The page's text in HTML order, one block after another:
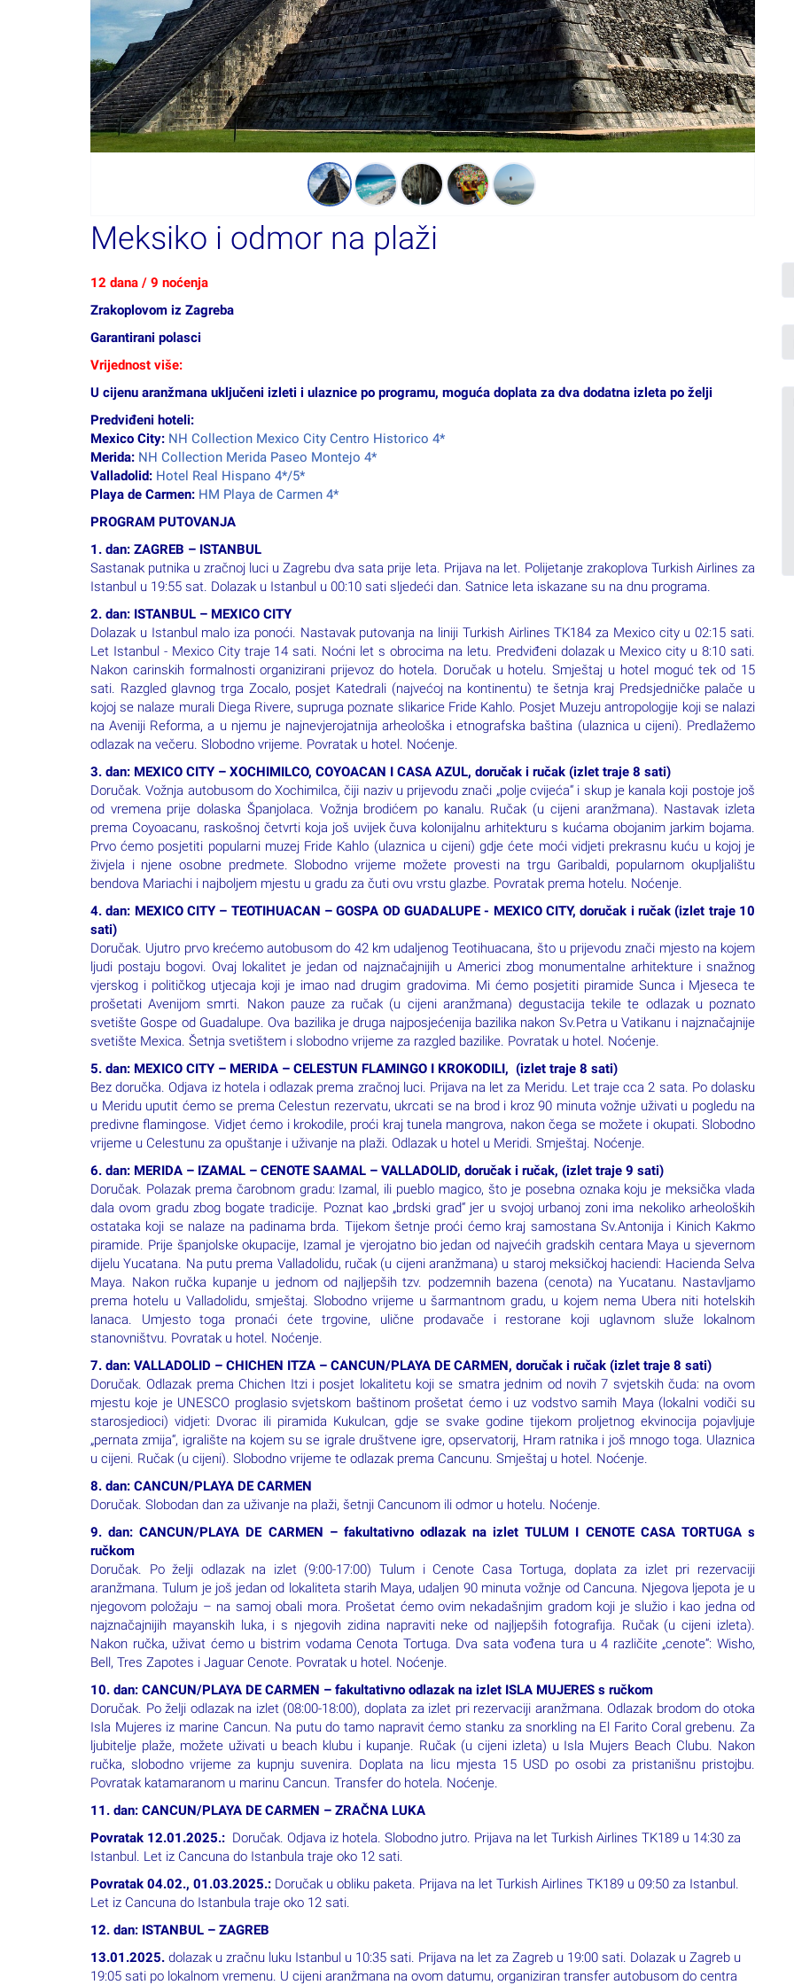
Meksiko i odmor na plaži
12 dana / 9 noćenja
Zrakoplovom iz Zagreba
Garantirani polasci
Vrijednost više:
U cijenu aranžmana uključeni izleti i ulaznice po programu, moguća doplata za dva dodatna izleta po želji
Predviđeni hoteli:
Merida: NH Collection Merida Paseo Montejo 4*
Valladolid: Hotel Real Hispano 4*/5*
Playa de Carmen:HM Playa de Carmen 4*
PROGRAM PUTOVANJA
1. dan: ZAGREB – ISTANBUL
Istanbul u 19:55 sat. Dolazak u Istanbul u 00:10 sati sljedeći dan. Satnice leta iskazane su na dnu programa.
2. dan: ISTANBUL – MEXICO CITY
Dolazak u Istanbul malo iza ponoći. Nastavak putovanja na liniji Turkish Airlines TK184 za Mexico city u 02:15 sati.
Let Istanbul - Mexico City traje 14 sati. Noćni let s obrocima na letu. Predviđeni dolazak u Mexico city u 8:10 sati.
Nakon carinskih formalnosti organizirani prijevoz do hotela. Doručak u hotelu. Smještaj u hotel moguć tek od 15
sati. Razgled glavnog trga Zocalo, posjet Katedrali (najvećoj na kontinentu) te šetnja kraj Predsjedničke palače u
kojoj se nalaze murali Diega Rivere, supruga poznate slikarice Fride Kahlo. Posjet Muzeju antropologije koji se nalazi
na Aveniji Reforma, a u njemu je najnevjerojatnija arheološka i etnografska baština (ulaznica u cijeni). Predlažemo
odlazak na večeru. Slobodno vrijeme. Povratak u hotel. Noćenje.
3. dan: MEXICO CITY – XOCHIMILCO, COYOACAN I CASA AZUL, doručak i ručak (izlet traje 8 sati)
Doručak. Vožnja autobusom do Xochimilca, čiji naziv u prijevodu znači „polje cvijeća“ i skup je kanala koji postoje još
od vremena prije dolaska Španjolaca. Vožnja brodićem po kanalu. Ručak (u cijeni aranžmana). Nastavak izleta
prema Coyoacanu, raskošnoj četvrti koja još uvijek čuva kolonijalnu arhitekturu s kućama obojanim jarkim bojama.
Prvo ćemo posjetiti popularni muzej Fride Kahlo (ulaznica u cijeni) gdje ćete moći vidjeti prekrasnu kuću u kojoj je
živjela i njene osobne predmete. Slobodno vrijeme možete provesti na trgu Garibaldi, popularnom okupljalištu
bendova Mariachi i najboljem mjestu u gradu za čuti ovu vrstu glazbe. Povratak prema hotelu. Noćenje.
4. dan: MEXICO CITY – TEOTIHUACAN – GOSPA OD GUADALUPE - MEXICO CITY, doručak i ručak (izlet traje 10
sati)
Doručak. Ujutro prvo krećemo autobusom do 42 km udaljenog Teotihuacana, što u prijevodu znači mjesto na kojem
ljudi postaju bogovi. Ovaj lokalitet je jedan od najznačajnijih u Americi zbog monumentalne arhitekture i snažnog
vjerskog i političkog utjecaja koji je imao nad drugim gradovima. Mi ćemo posjetiti piramide Sunca i Mjeseca te
prošetati Avenijom smrti. Nakon pauze za ručak (u cijeni aranžmana) degustacija tekile te odlazak u poznato
svetište Gospe od Guadalupe. Ova bazilika je druga najposjećenija bazilika nakon Sv.Petra u Vatikanu i najznačajnije
svetište Mexica. Šetnja svetištem i slobodno vrijeme za razgled bazilike. Povratak u hotel. Noćenje.
5. dan: MEXICO CITY – MERIDA – CELESTUN FLAMINGO I KROKODILI, (izlet traje 8 sati)
Bez doručka. Odjava iz hotela i odlazak prema zračnoj luci. Prijava na let za Meridu. Let traje cca 2 sata. Po dolasku
u Meridu uputit ćemo se prema Celestun rezervatu, ukrcati se na brod i kroz 90 minuta vožnje uživati u pogledu na
predivne flamingose. Vidjet ćemo i krokodile, proći kraj tunela mangrova, nakon čega se možete i okupati. Slobodno
vrijeme u Celestunu za opuštanje i uživanje na plaži. Odlazak u hotel u Meridi. Smještaj. Noćenje.
6. dan: MERIDA – IZAMAL – CENOTE SAAMAL – VALLADOLID, doručak i ručak, (izlet traje 9 sati)
Doručak. Polazak prema čarobnom gradu: Izamal, ili pueblo magico, što je posebna oznaka koju je meksička vlada
dala ovom gradu zbog bogate tradicije. Poznat kao „brdski grad“ jer u svojoj urbanoj zoni ima nekoliko arheoloških
ostataka koji se nalaze na padinama brda. Tijekom šetnje proći ćemo kraj samostana Sv.Antonija i Kinich Kakmo
piramide. Prije španjolske okupacije, Izamal je vjerojatno bio jedan od najvećih gradskih centara Maya u sjevernom
dijelu Yucatana. Na putu prema Valladolidu, ručak (u cijeni aranžmana) u staroj meksičkoj haciendi: Hacienda Selva
Maya. Nakon ručka kupanje u jednom od najljepših tzv. podzemnih bazena (cenota) na Yucatanu. Nastavljamo
prema hotelu u Valladolidu, smještaj. Slobodno vrijeme u šarmantnom gradu, u kojem nema Ubera niti hotelskih
lanaca. Umjesto toga pronaći ćete trgovine, ulične prodavače i restorane koji uglavnom služe lokalnom
stanovništvu. Povratak u hotel. Noćenje.
7. dan: VALLADOLID – CHICHEN ITZA – CANCUN/PLAYA DE CARMEN, doručak i ručak (izlet traje 8 sati)
Doručak. Odlazak prema Chichen Itzi i posjet lokalitetu koji se smatra jednim od novih 7 svjetskih čuda: na ovom
mjestu koje je UNESCO proglasio svjetskom baštinom prošetat ćemo i uz vodstvo samih Maya (lokalni vodiči su
starosjedioci) vidjeti: Dvorac ili piramida Kukulcan, gdje se svake godine tijekom proljetnog ekvinocija pojavljuje
„pernata zmija“, igralište na kojem su se igrale društvene igre, opservatorij, Hram ratnika i još mnogo toga. Ulaznica
u cijeni. Ručak (u cijeni). Slobodno vrijeme te odlazak prema Cancunu. Smještaj u hotel. Noćenje.
8. dan: CANCUN/PLAYA DE CARMEN
Doručak. Slobodan dan za uživanje na plaži, šetnji Cancunom ili odmor u hotelu. Noćenje.
ručkom
Doručak. Po želji odlazak na izlet (9:00-17:00) Tulum i Cenote Casa Tortuga, doplata za izlet pri rezervaciji
aranžmana. Tulum je još jedan od lokaliteta starih Maya, udaljen 90 minuta vožnje od Cancuna. Njegova ljepota je u
njegovom položaju – na samoj obali mora. Prošetat ćemo ovim nekadašnjim gradom koji je služio i kao jedna od
najznačajnijih mayanskih luka, i s njegovih zidina napraviti neke od najljepših fotografija. Ručak (u cijeni izleta).
Nakon ručka, uživat ćemo u bistrim vodama Cenota Tortuga. Dva sata vođena tura u 4 različite „cenote“: Wisho,
Bell, Tres Zapotes i Jaguar Cenote. Povratak u hotel. Noćenje.
10. dan: CANCUN/PLAYA DE CARMEN – fakultativno odlazak na izlet ISLA MUJERES s ručkom
Doručak. Po želji odlazak na izlet (08:00-18:00), doplata za izlet pri rezervaciji aranžmana. Odlazak brodom do otoka
Isla Mujeres iz marine Cancun. Na putu do tamo napravit ćemo stanku za snorkling na El Farito Coral grebenu. Za
ljubitelje plaže, možete uživati u beach klubu i kupanje. Ručak (u cijeni izleta) u Isla Mujers Beach Clubu. Nakon
ručka, slobodno vrijeme za kupnju suvenira. Doplata na licu mjesta 15 USD po osobi za pristanišnu pristojbu.
Povratak katamaranom u marinu Cancun. Transfer do hotela. Noćenje.
11. dan: CANCUN/PLAYA DE CARMEN – ZRAČNA LUKA
Povratak 12.01.2025.: Doručak. Odjava iz hotela. Slobodno jutro. Prijava na let Turkish Airlines TK189 u 14:30 za
Istanbul. Let iz Cancuna do Istanbula traje oko 12 sati.
Let iz Cancuna do Istanbula traje oko 12 sati.
13.01.2025.dolazak u zračnu luku Istanbul u 10:35 sati. Prijava na let za Zagreb u 19:00 sati. Dolazak u Zagreb u
Istanbula i natrag, kako bi iskoristili vrijeme za ručak u Istanbulu i shopping.
05.02., 02.03.2025.: dolazak u zračnu luku Istanbul u 05:45 sati. Prijava na let za Zagreb u 08:15 sati. Dolazak u